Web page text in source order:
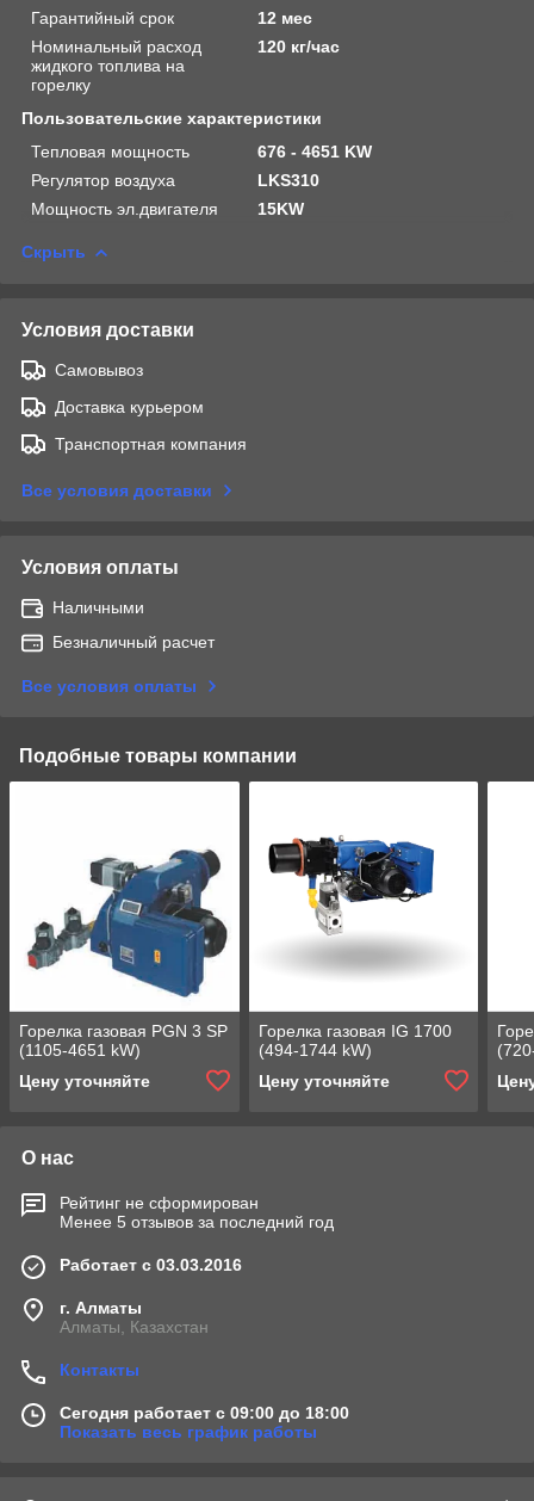
Гарантийный срок
12 мес
Номинальный расход
жидкого топлива на
горелку
120 кг/час
Пользовательские характеристики
Тепловая мощность
676 - 4651 KW
Регулятор воздуха
LKS310
Мощность эл.двигателя
15KW
Скрыть
Условия доставки
Самовывоз
Доставка курьером
Транспортная компания
Все условия доставки
Условия оплаты
Наличными
Безналичный расчет
Все условия оплаты
Подобные товары компании
Горелка газовая PGN 3 SP
(1105-4651 kW)
Цену уточняйте
Горелка газовая IG 1700
(494-1744 kW)
Цену уточняйте
О нас
Рейтинг не сформирован
Менее 5 отзывов за последний год
Работает с 03.03.2016
г. Алматы
Алматы, Казахстан
Контакты
Сегодня работает с 09:00 до 18:00
Показать весь график работы